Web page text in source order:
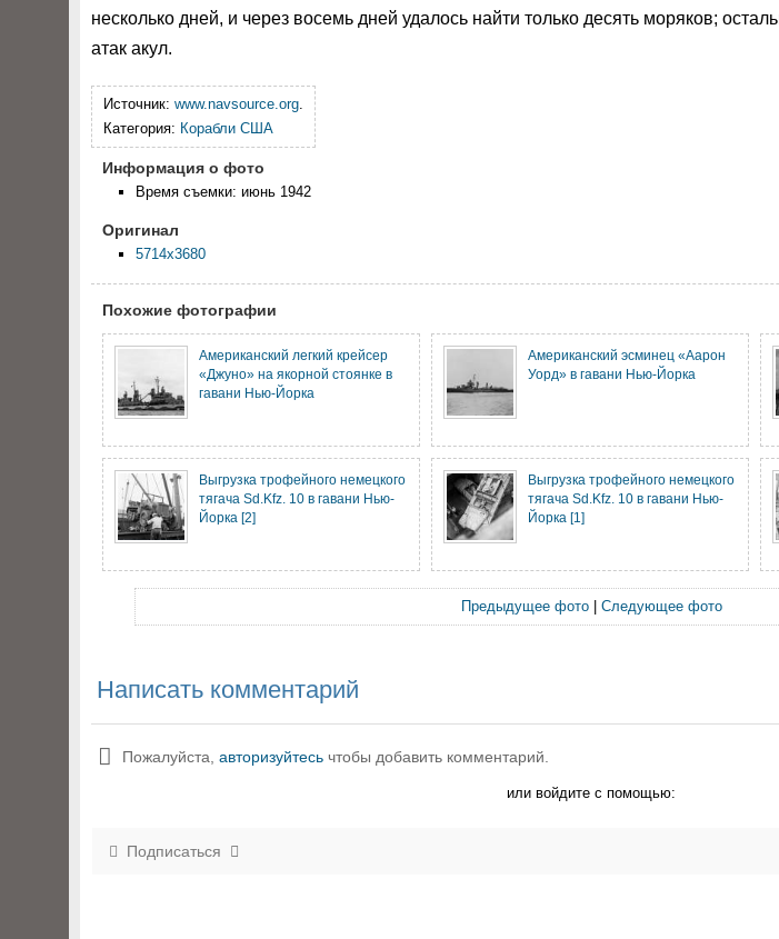
несколько дней, и через восемь дней удалось найти только десять моряков;
атак акул.
Источник: www.navsource.org.
Категория: Корабли США
Информация о фото
Время съемки: июнь 1942
Оригинал
5714x3680
Похожие фотографии
Американский легкий крейсер
«Джуно» на якорной стоянке в
гавани Нью-Йорка
Американский эсминец «Аарон
Уорд» в гавани Нью-Йорка
Выгрузка трофейного немецкого
тягача Sd.Kfz. 10 в гавани Нью-
Йорка [2]
Выгрузка трофейного немецкого
тягача Sd.Kfz. 10 в гавани Нью-
Йорка [1]
Предыдущее фото| Следующее фото
Написать комментарий
Пожалуйста, авторизуйтесь чтобы добавить комментарий.
или войдите с помощью:
Подписаться